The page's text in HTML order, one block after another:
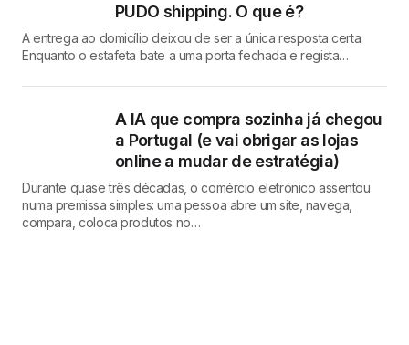
PUDO shipping. O que é?
A entrega ao domicílio deixou de ser a única resposta certa.
Enquanto o estafeta bate a uma porta fechada e regista…
A IA que compra sozinha já chegou
a Portugal (e vai obrigar as lojas
online a mudar de estratégia)
Durante quase três décadas, o comércio eletrónico assentou
numa premissa simples: uma pessoa abre um site, navega,
compara, coloca produtos no…